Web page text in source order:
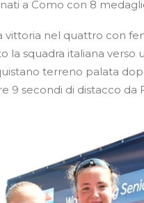
a Como con 8
vittoria nel quattro con
la squadra italiana
terreno palata
9 secondi di distacco da